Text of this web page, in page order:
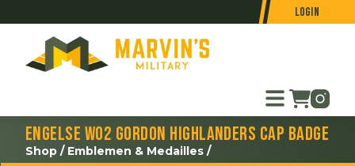
Login
Engelse WO2 Gordon Highlanders cap badge
Shop / Emblemen & Medailles /